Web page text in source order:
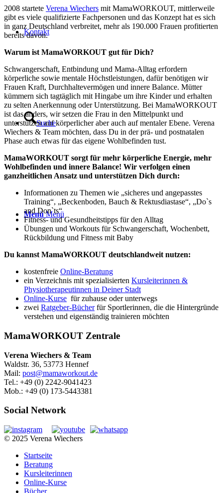
Kontakt
Suche
Menü Menü
2008 startete Verena Wiechers mit MamaWORKOUT, mittlerweile
gibt es viele qualifizierte Fachpersonen und das Konzept hat es sich
in ganz Deutschland verbreitet, mehr als 190.000 Frauen profitierten
bereits davon.
Warum ist MamaWORKOUT gut für Dich?
Schwangerschaft, Entbindung und Mama-Alltag erfordern
körperliche sowie mentale Höchstleistungen, dafür benötigen wir
Frauen Kraft, Durchhaltevermögen und innere Balance. Mütter
kümmern sich tagtäglich mit Hingabe um ihre Kinder und erhalten
zu selten Anerkennung oder Unterstützung. Bei MamaWORKOUT
ist das anders, wir setzen die Frau in den Mittelpunkt und
unterstützen auf körperlicher aber auch auf mentaler Ebene. Verena
Wiechers & Team möchten, dass Du in der prä- und postnatalen
Phase auch etwas für das eigene Wohlbefinden tust.
MamaWORKOUT sorgt für mehr körperliche Energie, mehr
Wohlbefinden und innere Balance! Wir verfolgen einen
ganzheitlichen Ansatz und unterstützen Dich durch:
Informationen zu Themen wie „sicheres und angepasstes
Training“, „Beckenboden, Bauch & Rektusdiastase“, „Do`s
and Don`ts“
Fitness- und Gesundheitstipps für den Alltag
Übungen und Workouts für Schwangerschaft, Wochenbett,
Rückbildung und Fitness mit Baby
Du kannst MamaWORKOUT deutschlandweit nutzen:
kostenfreie Online-Beratung
ein Verzeichnis mit spezialisierten Kursleiterinnen &
Physiotherapeutinnen in Deiner Stadt
Online-Kurse für zuhause oder unterwegs
zwei Ratgeber-Bücherfür Sportlerinnen, die die Hintergründe
verstehen und eigenständig trainieren möchten
MamaWORKOUT Zentrale
Verena Wiechers & Team
Waldstr. 36, 53773 Hennef
Mail: post@mamaworkout.de
Tel.: +49 (0) 2242-9041423
Mob.: +49 (0) 173-5443381
Social Network
© 2025 Verena Wiechers
Startseite
Beratung
Kursleiterinnen
Online-Kurse